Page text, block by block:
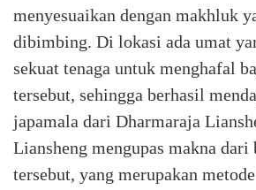
menyesuaikan dengan makhluk
dibimbing. Di lokasi ada umat
sekuat tenaga untuk menghafal
tersebut, sehingga berhasil
japamala dari Dharmaraja
Liansheng mengupas makna dari
tersebut, yang merupakan